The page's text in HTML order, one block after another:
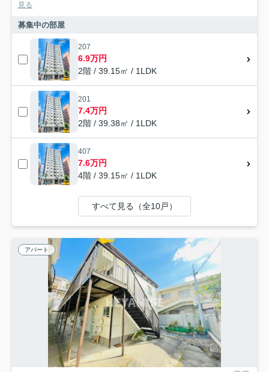
見る
募集中の部屋
207
6.9万円
2階 / 39.15㎡ / 1LDK
201
7.4万円
2階 / 39.38㎡ / 1LDK
407
7.6万円
4階 / 39.15㎡ / 1LDK
すべて見る（全10戸）
アパート